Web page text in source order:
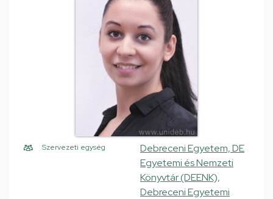
Szervezeti egység
Debreceni Egyetem, DE
Egyetemi és Nemzeti
Könyvtár (DEENK),
Debreceni Egyetemi